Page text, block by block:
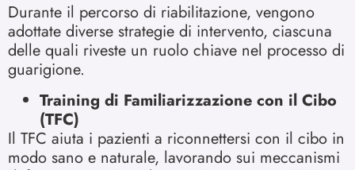
Durante il percorso di riabilitazione, vengono
adottate diverse strategie di intervento, ciascuna
delle quali riveste un ruolo chiave nel processo di
guarigione.
Training di Familiarizzazione con il Cibo
(TFC)
Il TFC aiuta i pazienti a riconnettersi con il cibo in
modo sano e naturale, lavorando sui meccanismi